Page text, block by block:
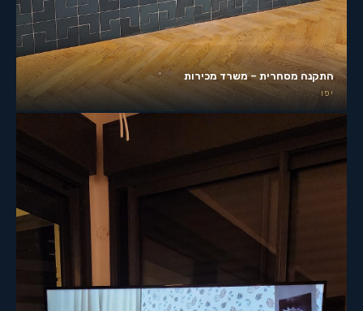
התקנה מסחרית – משרד מכירות
יפו